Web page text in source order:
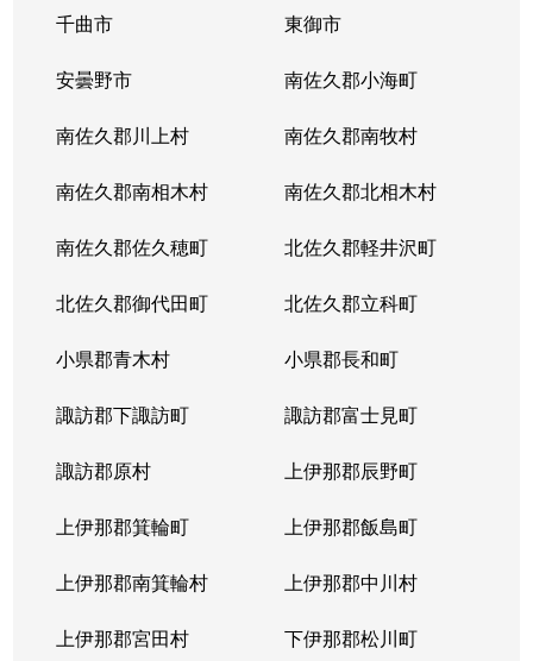
千曲市 東御市
安曇野市 南佐久郡小海町
南佐久郡川上村 南佐久郡南牧村
南佐久郡南相木村 南佐久郡北相木村
南佐久郡佐久穂町 北佐久郡軽井沢町
北佐久郡御代田町 北佐久郡立科町
小県郡青木村 小県郡長和町
諏訪郡下諏訪町 諏訪郡富士見町
諏訪郡原村 上伊那郡辰野町
上伊那郡箕輪町 上伊那郡飯島町
上伊那郡南箕輪村 上伊那郡中川村
上伊那郡宮田村 下伊那郡松川町